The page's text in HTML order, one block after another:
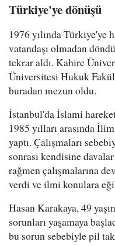
Türkiye'ye dönüşü
1976 yılında Türkiye'ye
vatandaşı olmadan
tekrar aldı. Kahire
Üniversitesi Hukuk
buradan mezun oldu.
İstanbul'da İslami
1985 yılları arasında
yaptı. Çalışmaları
sonrası kendisine
rağmen çalışmalarına
verdi ve ilmi konulara
Hasan Karakaya, 49
sorunları yaşamaya
bu sorun sebebiyle pil